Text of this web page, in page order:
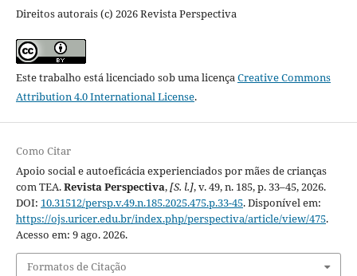
Direitos autorais (c) 2026 Revista Perspectiva
Este trabalho está licenciado sob uma licençaCreative Commons
Attribution 4.0 International License.
Como Citar
Apoio social e autoeficácia experienciados por mães de crianças
com TEA.Revista Perspectiva,[S. l.], v. 49, n. 185, p. 33–45, 2026.
DOI: 10.31512/persp.v.49.n.185.2025.475.p.33-45. Disponível em:
https://ojs.uricer.edu.br/index.php/perspectiva/article/view/475.
Acesso em: 9 ago. 2026.
Formatos de Citação